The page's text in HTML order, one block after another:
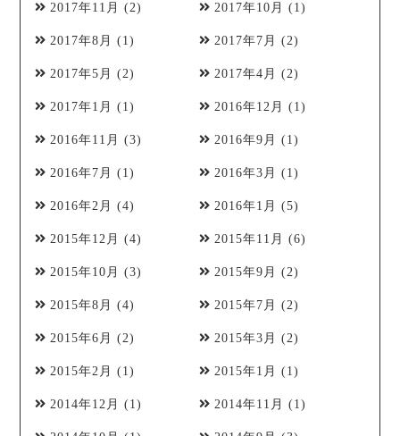
2017年11月 (2) 2017年10月 (1)
2017年8月 (1) 2017年7月 (2)
2017年5月 (2) 2017年4月 (2)
2017年1月 (1) 2016年12月 (1)
2016年11月 (3) 2016年9月 (1)
2016年7月 (1) 2016年3月 (1)
2016年2月 (4) 2016年1月 (5)
2015年12月 (4) 2015年11月 (6)
2015年10月 (3) 2015年9月 (2)
2015年8月 (4) 2015年7月 (2)
2015年6月 (2) 2015年3月 (2)
2015年2月 (1) 2015年1月 (1)
2014年12月 (1) 2014年11月 (1)